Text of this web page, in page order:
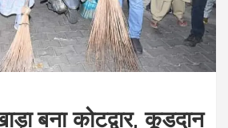
बना कोटद्वार, कूडदान